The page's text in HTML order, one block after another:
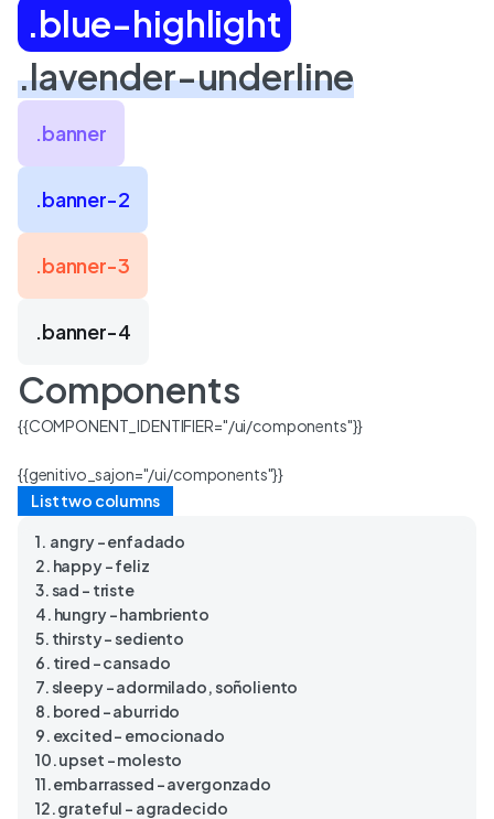
.blue-highlight
.lavender-underline
.banner
.banner-2
.banner-3
.banner-4
Components
{{COMPONENT_IDENTIFIER="/ui/components"}}
{{genitivo_sajon="/ui/components"}}
List two columns
1. angry – enfadado
2. happy – feliz
3. sad – triste
4. hungry – hambriento
5. thirsty – sediento
6. tired – cansado
7. sleepy – adormilado, soñoliento
8. bored – aburrido
9. excited – emocionado
10. upset – molesto
11. embarrassed – avergonzado
12. grateful – agradecido